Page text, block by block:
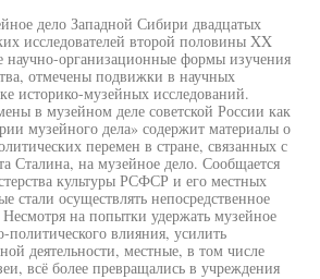
дело Западной Сибири двадцатых
исследователей второй половины XX
научно-организационные формы изучения
отмечены подвижки в научных
историко-музейных исследований.
в музейном деле советской России как
музейного дела» содержит материалы о
перемен в стране, связанных с
Сталина, на музейное дело. Сообщается
культуры РСФСР и его местных
стали осуществлять непосредственное
на попытки удержать музейное
политического влияния, усилить
деятельности, местные, в том числе
всё более превращались в учреждения